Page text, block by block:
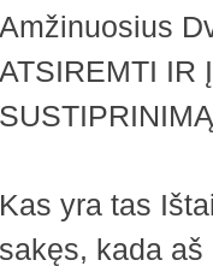
Amžinuosius
ATSIREMTI IR
Kas yra tas
sakęs, kada